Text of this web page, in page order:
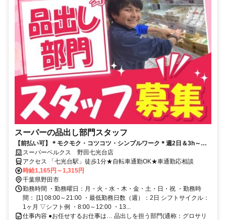
スーパーの品出し部門スタッフ
【前払い可】＊モクモク・コツコツ・シンプルワーク＊週2日＆3h～シ
フト相談OK！扶養内でも働けます♪
スーパーベルクス 野田七光台店
アクセス 「七光台駅」徒歩1分★自転車通勤OK★車通勤応相談
時給1,165円～1,315円
千葉県野田市
勤務時間 ・勤務曜日：月・火・水・木・金・土・日・祝 ・勤務時
間： [1] 08:00～21:00 ・最低勤務日数（週）：2日 シフトサイクル：
1ヶ月 ▽シフト例 ・8:00～12:00 ・13...
仕事内容 ●お任せするお仕事は… 品出しを担う部門(通称：グロサリ